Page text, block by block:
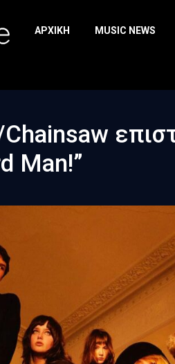
ΑΡΧΙΚΉ MUSIC NEWS
Man!”